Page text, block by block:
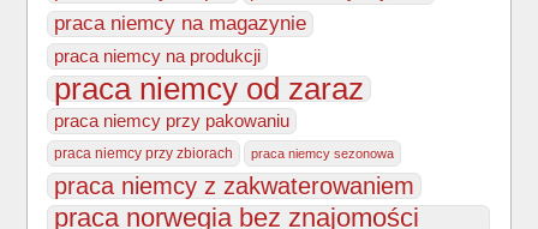
praca niemcy na magazynie
praca niemcy na produkcji
praca niemcy od zaraz
praca niemcy przy pakowaniu
praca niemcy przy zbiorach praca niemcy sezonowa
praca niemcy z zakwaterowaniem
praca norwegia bez znajomości